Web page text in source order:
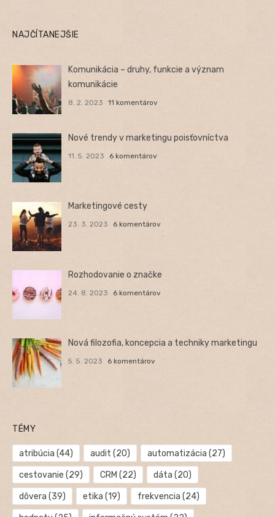
NAJČÍTANEJŠIE
Komunikácia – druhy, funkcie a význam
komunikácie
8. 2. 2023 11 komentárov
Nové trendy v marketingu poisťovníctva
11. 5. 2023 6 komentárov
Marketingové cesty
23. 3. 2023 6 komentárov
Rozhodovanie o značke
24. 8. 2023 6 komentárov
Nová filozofia, koncepcia a techniky marketingu
5. 5. 2023 6 komentárov
TÉMY
atribúcia (44) audit (20) automatizácia (27)
cestovanie (29) CRM (22) dáta (20)
dôvera (39) etika (19) frekvencia (24)